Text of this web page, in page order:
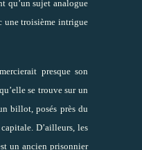
qu’un sujet analogue
une troisième intrigue
presque son
se trouve sur un
billot, posés près du
D’ailleurs, les
un ancien prisonnier